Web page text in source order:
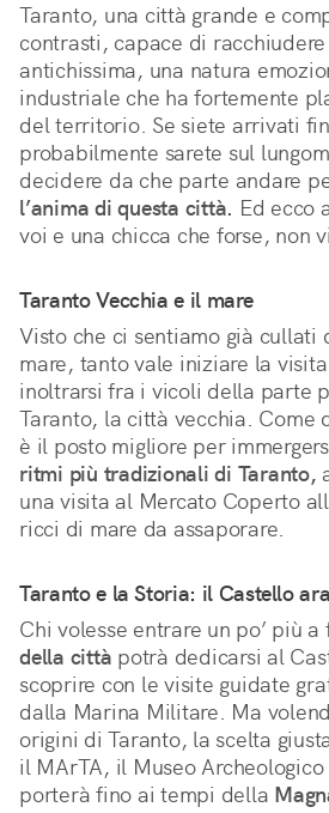
Taranto, una città grande e
contrasti, capace di
antichissima, una natura
industriale che ha fortemente
del territorio. Se siete arrivati
probabilmente sarete sul
decidere da che parte andare
l’anima di questa città. Ed ecco
voi e una chicca che forse, non
Taranto Vecchia e il mare
Visto che ci sentiamo già cullati
mare, tanto vale iniziare la
inoltrarsi fra i vicoli della parte
Taranto, la città vecchia. Come
è il posto migliore per
ritmi più tradizionali di Taranto,
una visita al Mercato Coperto
ricci di mare da assaporare.
Taranto e la Storia: il Castello
Chi volesse entrare un po’ più a
della città potrà dedicarsi al
scoprire con le visite guidate
dalla Marina Militare. Ma
origini di Taranto, la scelta
il MArTA, il Museo
porterà fino ai tempi della